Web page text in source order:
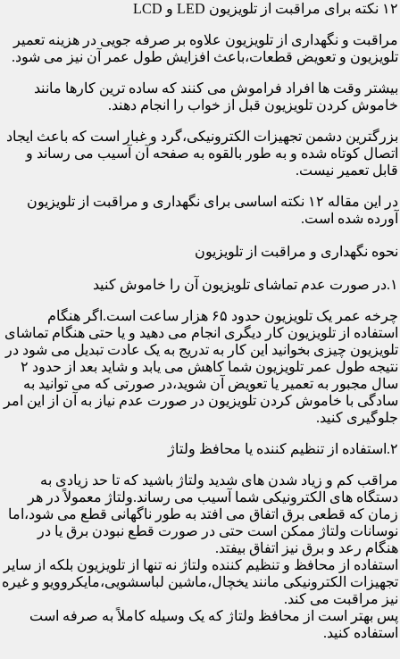
۱۲ نکته برای مراقبت از تلویزیون LED و LCD
مراقبت و نگهداری از تلویزیون علاوه بر صرفه جویی در هزینه تعمیر
تلویزیون و تعویض قطعات،باعث افزایش طول عمر آن نیز می شود.
بیشتر وقت ها افراد فراموش می کنند که ساده ترین کارها مانند
خاموش کردن تلویزیون قبل از خواب را انجام دهند.
بزرگترین دشمن تجهیزات الکترونیکی،گرد و غبار است که باعث ایجاد
اتصال کوتاه شده و به طور بالقوه به صفحه آن آسیب می رساند و
قابل تعمیر نیست.
در این مقاله ۱۲ نکته اساسی برای نگهداری و مراقبت از تلویزیون
آورده شده است.
نحوه نگهداری و مراقبت از تلویزیون
۱.در صورت عدم تماشای تلویزیون آن را خاموش کنید
چرخه عمر یک تلویزیون حدود ۶۵ هزار ساعت است.اگر هنگام
استفاده از تلویزیون کار دیگری انجام می دهید و یا حتی هنگام تماشای
تلویزیون چیزی بخوانید این کار به تدریج به یک عادت تبدیل می شود در
نتیجه طول عمر تلویزیون شما کاهش می یابد و شاید بعد از حدود ۲
سال مجبور به تعمیر یا تعویض آن شوید،در صورتی که می توانید به
سادگی با خاموش کردن تلویزیون در صورت عدم نیاز به آن از این امر
جلوگیری کنید.
۲.استفاده از تنظیم کننده یا محافظ ولتاژ
مراقب کم و زیاد شدن های شدید ولتاژ باشید که تا حد زیادی به
دستگاه های الکترونیکی شما آسیب می رساند.ولتاژ معمولاً در هر
زمان که قطعی برق اتفاق می افتد به طور ناگهانی قطع می شود،اما
نوسانات ولتاژ ممکن است حتی در صورت قطع نبودن برق یا در
هنگام رعد و برق نیز اتفاق بیفتد.
استفاده از محافظ و تنظیم کننده ولتاژ نه تنها از تلویزیون بلکه از سایر
تجهیزات الکترونیکی مانند یخچال،ماشین لباسشویی،مایکروویو و غیره
نیز مراقبت می کند.
پس بهتر است از محافظ ولتاژ که یک وسیله کاملاً به صرفه است
استفاده کنید.